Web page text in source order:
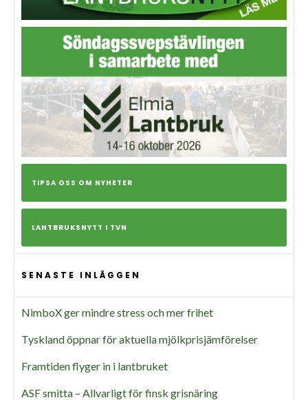
TIPSA OSS OM NYHETER
LANTBRUKSNYTT I TVN
SENASTE INLÄGGEN
NimboX ger mindre stress och mer frihet
Tyskland öppnar för aktuella mjölkprisjämförelser
Framtiden flyger in i lantbruket
ASF smitta – Allvarligt för finsk grisnäring